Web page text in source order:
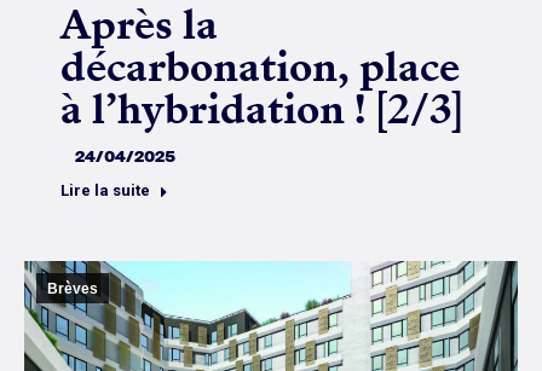
Après la
décarbonation, place
à l’hybridation ! [2/3]
24/04/2025
Lire la suite
Brèves